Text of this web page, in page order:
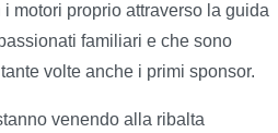
motori proprio attraverso la guida
familiari e che sono
volte anche i primi sponsor.
venendo alla ribalta